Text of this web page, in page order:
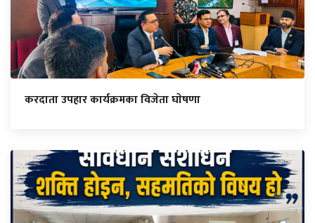
करदाता उपहार कार्यक्रमका विजेता घाेषणा